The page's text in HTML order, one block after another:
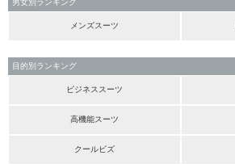
男女別ランキング
メンズスーツ
目的別ランキング
ビジネススーツ
高機能スーツ
クールビズ